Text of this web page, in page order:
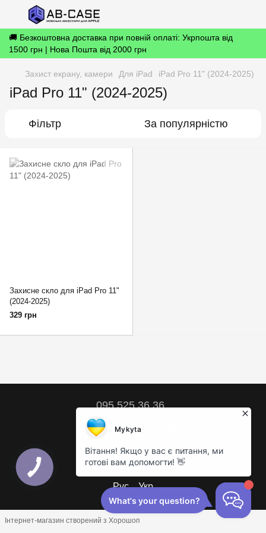
🚚 Безкоштовна доставка при повній оплаті: Укрпошта від
1500 грн | Нова Пошта від 2000 грн
Захист екрану, камери Для iPad iPad Pro 11" (2024-2025)
iPad Pro 11" (2024-2025)
Фільтр За популярністю
Захисне скло для iPad Pro 11"
(2024-2025)
329 грн
095 525 36 36
Контактна інформація
Повна версія сайту
© 2018 – 2026
Рус Укр
Інтернет-магазин створений з Хорошоп